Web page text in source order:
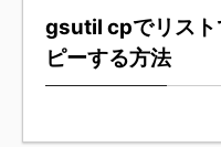
gsutil cpでリスト
ピーする方法